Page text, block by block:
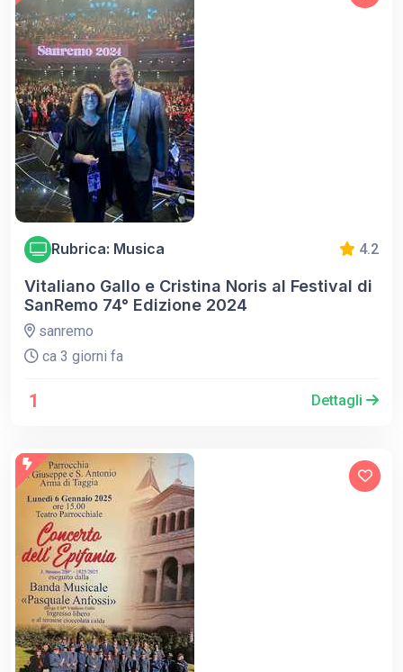
Rubrica: Musica 4.2
Vitaliano Gallo e Cristina Noris al Festival di
SanRemo 74° Edizione 2024
sanremo
ca 3 giorni fa
1 Dettagli